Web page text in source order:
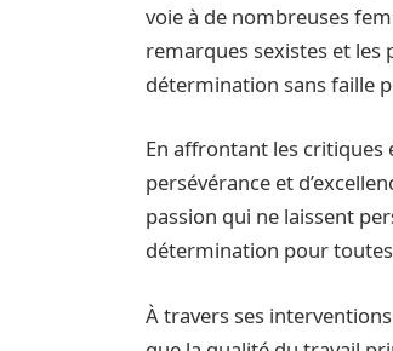
voie à de nombreuses
remarques sexistes et les
détermination sans faille
En affrontant les critiques
persévérance et
passion qui ne laissent
détermination pour
À travers ses